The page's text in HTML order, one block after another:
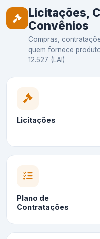
Licitações,
Convênios
Compras,
quem fornece
12.527 (LAI)
Licitações
Plano de
Contratações